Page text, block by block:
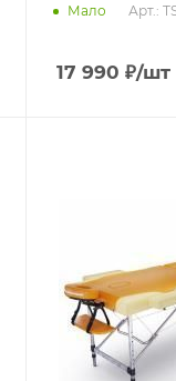
Мало Арт.:
17 990 ₽/шт